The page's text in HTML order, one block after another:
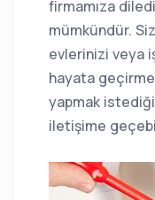
firmamıza
mümkündür.
evlerinizi veya
hayata
yapmak
iletişime